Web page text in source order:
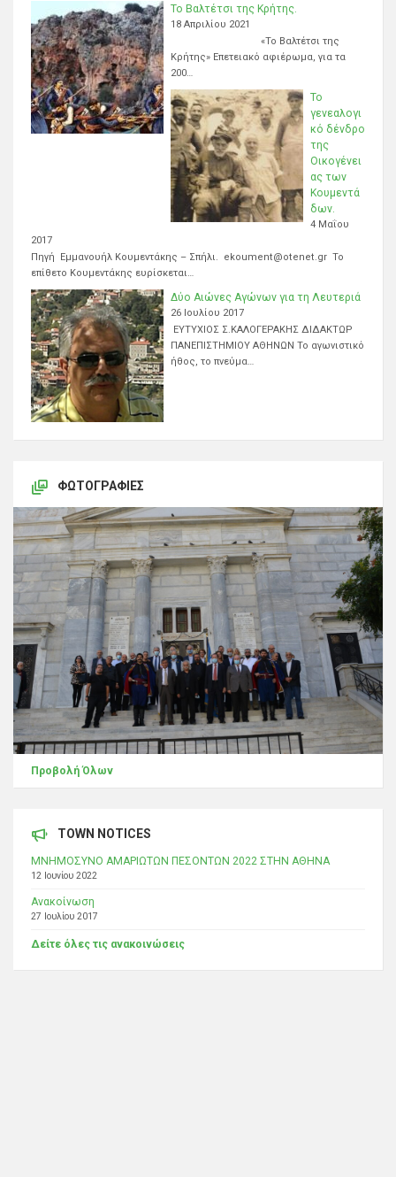
Το Βαλτέτσι της Κρήτης.
18 Απριλίου 2021
«Το Βαλτέτσι της
Κρήτης» Επετειακό αφιέρωμα, για τα
200…
Το
γενεαλογι
κό δένδρο
της
Οικογένει
ας των
Κουμεντά
δων.
4 Μαΐου
2017
Πηγή Εμμανουήλ Κουμεντάκης – Σπήλι. ekoument@otenet.gr Το
επίθετο Κουμεντάκης ευρίσκεται…
Δύο Αιώνες Αγώνων για τη Λευτεριά
26 Ιουλίου 2017
ΕΥΤΥΧΙΟΣ Σ.ΚΑΛΟΓΕΡΑΚΗΣ ΔΙΔΑΚΤΩΡ
ΠΑΝΕΠΙΣΤΗΜΙΟΥ ΑΘΗΝΩΝ Το αγωνιστικό
ήθος, το πνεύμα…
ΦΩΤΟΓΡΑΦΊΕΣ
Προβολή Όλων
TOWN NOTICES
ΜΝΗΜΟΣΥΝΟ ΑΜΑΡΙΩΤΩΝ ΠΕΣΟΝΤΩΝ 2022 ΣΤΗΝ ΑΘΗΝΑ
12 Ιουνίου 2022
Ανακοίνωση
27 Ιουλίου 2017
Δείτε όλες τις ανακοινώσεις